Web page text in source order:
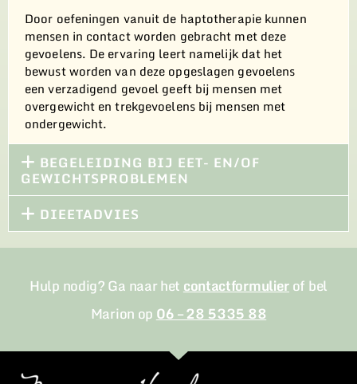
Door oefeningen vanuit de haptotherapie kunnen
mensen in contact worden gebracht met deze
gevoelens. De ervaring leert namelijk dat het
bewust worden van deze opgeslagen gevoelens
een verzadigend gevoel geeft bij mensen met
overgewicht en trekgevoelens bij mensen met
ondergewicht.
BEGELEIDING BIJ EET- EN/OF
GEWICHTSPROBLEMEN​
DIEETADVIES​
Hulp nodig? Ga naar het contactformulierof bel
Marion op 06 – 28 5335 88